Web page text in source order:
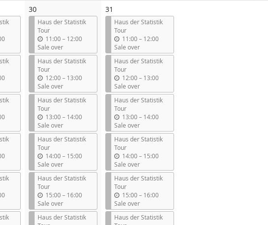
30
Haus der Statistik
Tour
11:00–u
t
i
12:00
Sale over
Haus der Statistik
Tour
12:00–u
t
i
13:00
Sale over
Haus der Statistik
Tour
13:00–u
t
i
14:00
Sale over
Haus der Statistik
Tour
14:00–u
t
i
15:00
Sale over
Haus der Statistik
Tour
15:00–u
t
i
16:00
Sale over
Haus der Statistik
31
Haus der Statistik
Tour
11:00–u
t
i
12:00
Sale over
Haus der Statistik
Tour
12:00–u
t
i
13:00
Sale over
Haus der Statistik
Tour
13:00–u
t
i
14:00
Sale over
Haus der Statistik
Tour
14:00–u
t
i
15:00
Sale over
Haus der Statistik
Tour
15:00–u
t
i
16:00
Sale over
Haus der Statistik